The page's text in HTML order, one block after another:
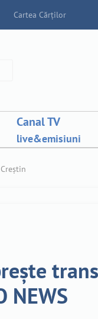
Cartea Cărților
Canal TV
live&emisiuni
NEWS